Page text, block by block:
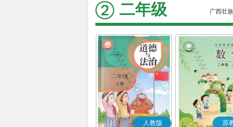
二年级 广西壮
人教版 苏